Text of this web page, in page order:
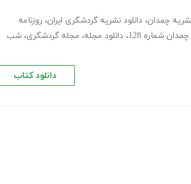
چمدان، دانلود نشریه گردشگری ایران، روزنامه
چمدان شماره 128 ، دانلود مجله، مجله گردشگری، شب
دانلود کتاب